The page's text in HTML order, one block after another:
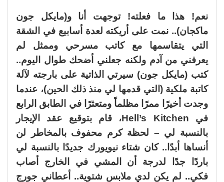
نعم! هذا ما فعلته! توجهت أنا و(مايكل جون
ماكجان).. نمت على أريكته لعدة أسابيع في الشقة
التي يتقاسمها مع كاتب مسرحي وممثل لم
يعرفني من آدم ولكنه جعلني أضحك طوال اليوم..
كتب (مايكل جون) سيرتي الذاتية على بارجته لآلة
كاتبة ملكية (التي قدمها لي منذ ذلك الحين)، عندما
وجدت أخيرًا ممرًا مظلماً ومتعثرًا في الطابق الرابع
في Hell’s Kitchen، قام بتوقيع عقد الإيجار
بالنسبة لي – لحظة كرم محفوف بالمخاطر لن
أنساها أبدًا.. كان شتاء نيويورك جديدًا بالنسبة لي
باردًا جدًا لدرجة أن المشي في الخارج أصاب
فكي.. لم يكن لدي ملابس شتوية.. أعطاني جورج